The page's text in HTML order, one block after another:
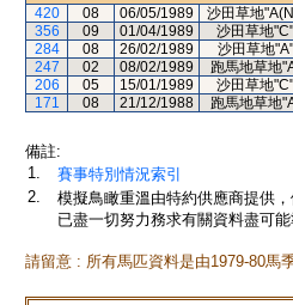
420
08 06/05/1989 沙田草地
356
09 01/04/1989 沙田草地"C"
284
08 26/02/1989 沙田草地"A"
247
02 08/02/1989 跑馬地草地
206
05 15/01/1989 沙田草地"C"
171
08 21/12/1988 跑馬地草地
備註:
1.
賽事特別情況索引
2.
模擬鳥瞰重溫由特約供應商提供
已盡一切努力務求有關資料盡可
請留意 : 所有馬匹資料是由1979-80馬